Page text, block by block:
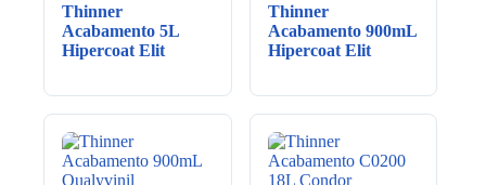
Thinner
Acabamento 5L
Hipercoat Elit
Thinner
Acabamento 900mL
Hipercoat Elit